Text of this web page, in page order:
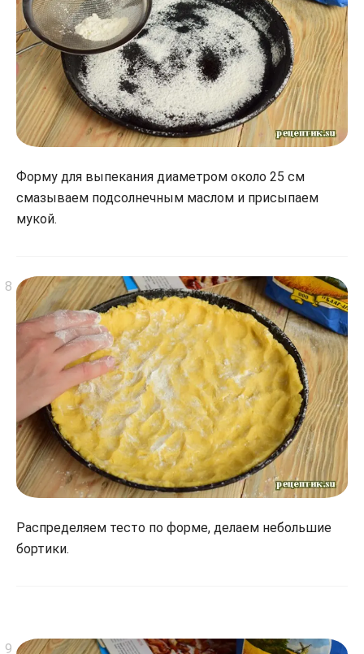
Форму для выпекания диаметром около 25 см
смазываем подсолнечным маслом и присыпаем
мукой.
Распределяем тесто по форме, делаем небольшие
бортики.